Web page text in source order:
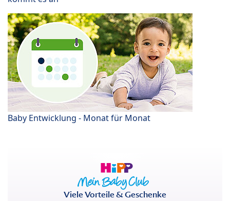
Baby Entwicklung - Monat für Monat
Viele Vorteile & Geschenke